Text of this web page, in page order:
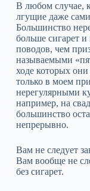
В любом случае,
лгущие даже
Большинство
больше сигарет и
поводов, чем
называемыми
ходе которых
только в моем
нерегулярными
например, на
большинство
непрерывно.
Вам не следует
Вам вообще не
без сигарет.